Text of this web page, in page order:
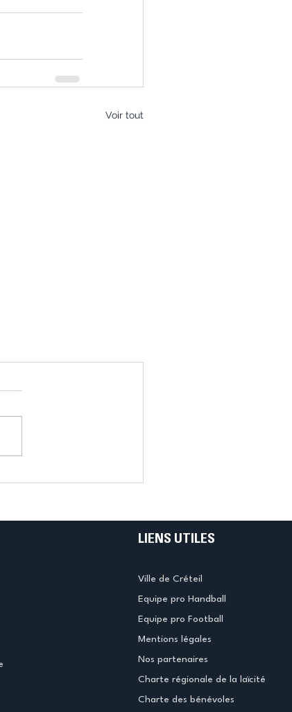
Voir tout
LIENS UTILES
Ville de Créteil
Equipe pro Handball
Equipe pro Football
Mentions légales
Nos partenaires
Charte régionale de la laïcité
Charte des bénévoles